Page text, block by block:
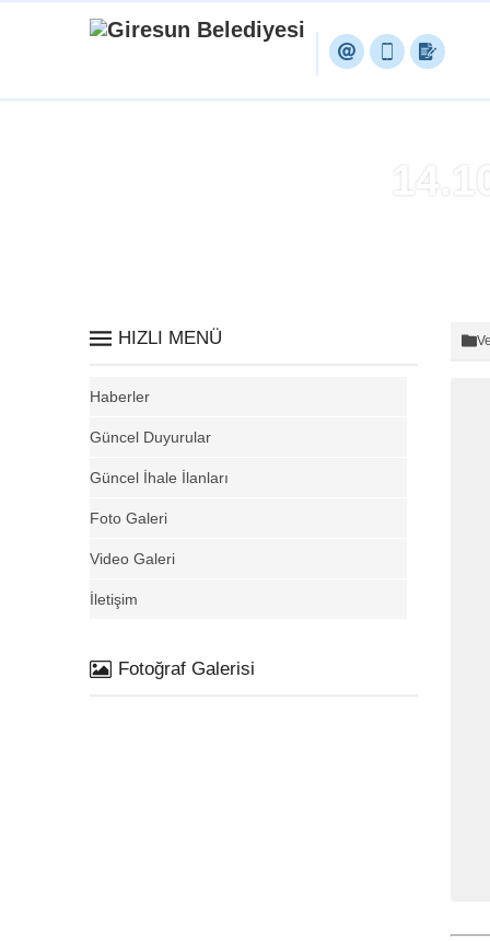
HIZLI MENÜ
Haberler
Güncel Duyurular
Güncel İhale İlanları
Foto Galeri
Video Galeri
İletişim
Fotoğraf Galerisi